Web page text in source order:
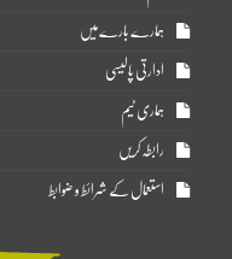
ہمارے بارے میں
ادارتی پالیسی
ہماری ٹیم
رابطہ کریں
استعمال کے شرائط و ضوابط